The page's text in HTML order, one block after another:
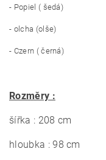
- Popiel ( šedá)
- olcha (olše)
- Czern ( černá)
Rozměry :
šířka : 208 cm
hloubka : 98 cm